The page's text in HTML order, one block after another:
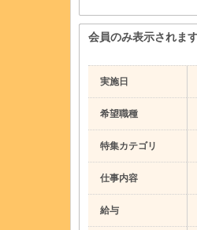
会員のみ表示されま
実施日
希望職種
特集カテゴリ
仕事内容
給与